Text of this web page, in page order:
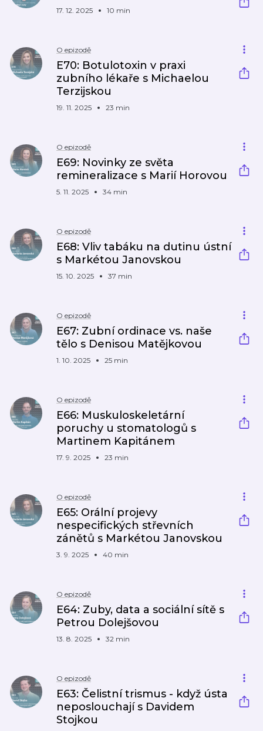
17. 12. 2025 10 min
O epizodě
E70: Botulotoxin v praxi
zubního lékaře s Michaelou
Terzijskou​
19. 11. 2025 23 min
O epizodě
E69: Novinky ze světa
remineralizace s Marií Horovou ​
5. 11. 2025 34 min
O epizodě
E68: Vliv tabáku na dutinu ústní
s Markétou Janovskou​
15. 10. 2025 37 min
O epizodě
E67: Zubní ordinace vs. naše
tělo s Denisou Matějkovou
1. 10. 2025 25 min
O epizodě
E66: Muskuloskeletární
poruchy u stomatologů s
Martinem Kapitánem​
17. 9. 2025 23 min
O epizodě
E65: Orální projevy
nespecifických střevních
zánětů s Markétou Janovskou
3. 9. 2025 40 min
O epizodě
E64: Zuby, data a sociální sítě s
Petrou Dolejšovou
13. 8. 2025 32 min
O epizodě
E63: Čelistní trismus - když ústa
neposlouchají s Davidem
Stojkou